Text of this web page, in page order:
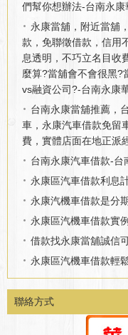
們幫你想辦法-台南永康
永康當舖，附近當舖
款，免聯徵借款，信用
息透明，不巧立名目收
麼算?當舖會不會很黑?
vs融資公司?-台南永康
台南永康當舖推薦，
車，永康汽車借款免留
費，實體店面在地正派
台南永康汽車借款-台
永康區汽車借款利息
永康汽機車借款是分
永康區汽機車借款實例
借款找永康當舖誠信
永康區汽機車借款輕
聯絡方式